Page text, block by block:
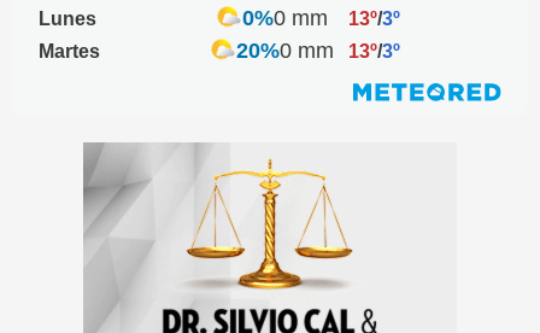
Lunes
0%0 mm 13º/3º
Martes
20%0 mm 13º/3º